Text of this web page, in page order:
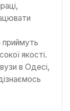
приймуть
якості.
в Одесі,